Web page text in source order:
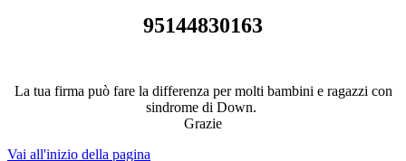
95144830163
La tua firma può fare la differenza per molti bambini e ragazzi con
sindrome di Down.
Grazie
Vai all'inizio della pagina